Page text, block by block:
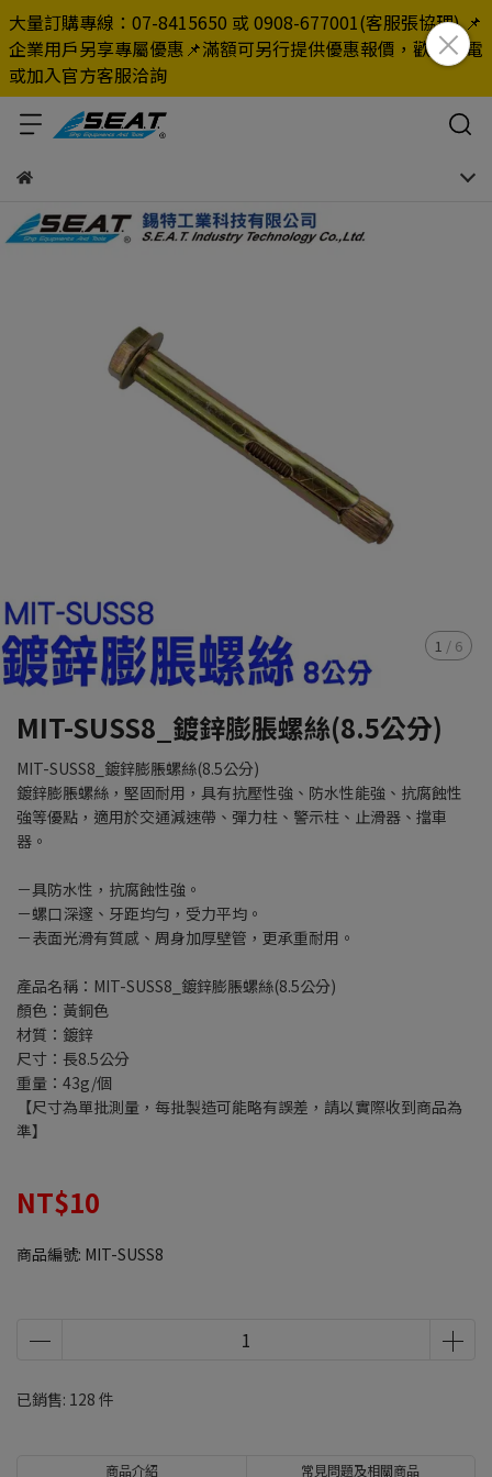
大量訂購專線：07-8415650 或 0908-677001(客服張協理) 📌
企業用戶另享專屬優惠📌滿額可另行提供優惠報價，歡迎來電
或加入官方客服洽詢
1 / 6
MIT-SUSS8_鍍鋅膨脹螺絲(8.5公分)
MIT-SUSS8_鍍鋅膨脹螺絲(8.5公分)
鍍鋅膨脹螺絲，堅固耐用，具有抗壓性強、防水性能強、抗腐蝕性
強等優點，適用於交通減速帶、彈力柱、警示柱、止滑器、擋車
器。
－具防水性，抗腐蝕性強。
－螺口深邃、牙距均勻，受力平均。
－表面光滑有質感、周身加厚壁管，更承重耐用。
產品名稱：MIT-SUSS8_鍍鋅膨脹螺絲(8.5公分)
顏色：黃銅色
材質：鍍鋅
尺寸：長8.5公分
重量：43g/個
【尺寸為單批測量，每批製造可能略有誤差，請以實際收到商品為
準】
NT$10
商品編號: MIT-SUSS8
已銷售: 128 件
商品介紹 常見問題及相關商品